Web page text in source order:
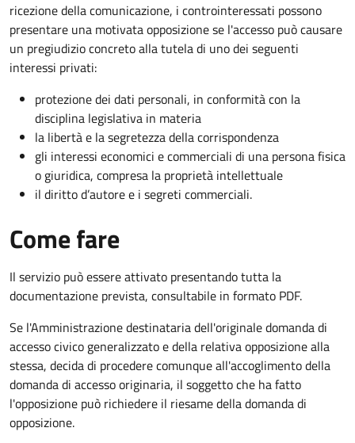
ricezione della comunicazione, i controinteressati possono
presentare una motivata opposizione se l'accesso può causare
un pregiudizio concreto alla tutela di uno dei seguenti
interessi privati:
protezione dei dati personali, in conformità con la
disciplina legislativa in materia
la libertà e la segretezza della corrispondenza
gli interessi economici e commerciali di una persona fisica
o giuridica, compresa la proprietà intellettuale
il diritto d’autore e i segreti commerciali.
Come fare
Il servizio può essere attivato presentando tutta la
documentazione prevista, consultabile in formato PDF.
Se l'Amministrazione destinataria dell'originale domanda di
accesso civico generalizzato e della relativa opposizione alla
stessa, decida di procedere comunque all'accoglimento della
domanda di accesso originaria, il soggetto che ha fatto
l'opposizione può richiedere il riesame della domanda di
opposizione.